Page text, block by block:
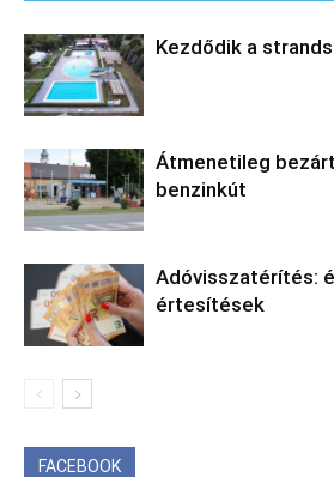
Kezdődik a
Átmenetileg
benzinkút
Adóvisszatérítés:
értesítések
FACEBOOK